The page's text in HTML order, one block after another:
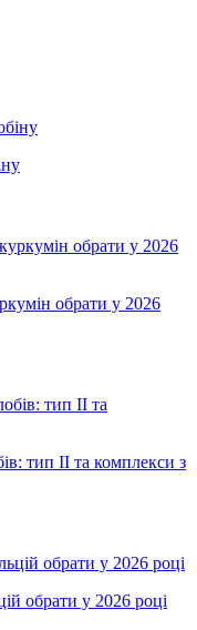
обрати у 2026
тип II та комплекси з
обрати у 2026 році